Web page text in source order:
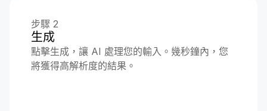
步驟 2
生成
點擊生成，讓 AI 處理您的輸入。幾秒鐘內，您
將獲得高解析度的結果。